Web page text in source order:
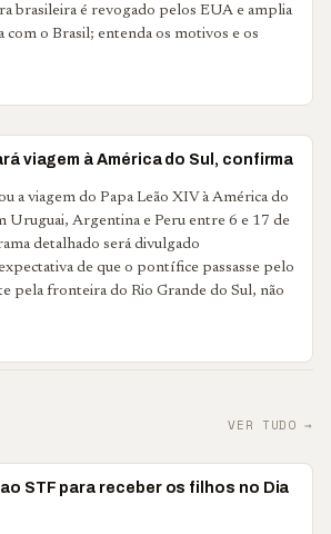
brasileira é revogado pelos EUA e amplia
com o Brasil; entenda os motivos e os
viagem à América do Sul, confirma
a viagem do Papa Leão XIV à América do
Uruguai, Argentina e Peru entre 6 e 17 de
detalhado será divulgado
de que o pontífice passasse pelo
pela fronteira do Rio Grande do Sul, não
VER TUDO →
STF para receber os filhos no Dia